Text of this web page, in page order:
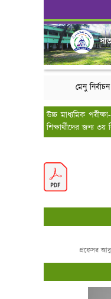
মেনু
উচ্চ মাধ্যমিক
শিক্ষার্থীদের জন্য ৩য়
প্রফেসর